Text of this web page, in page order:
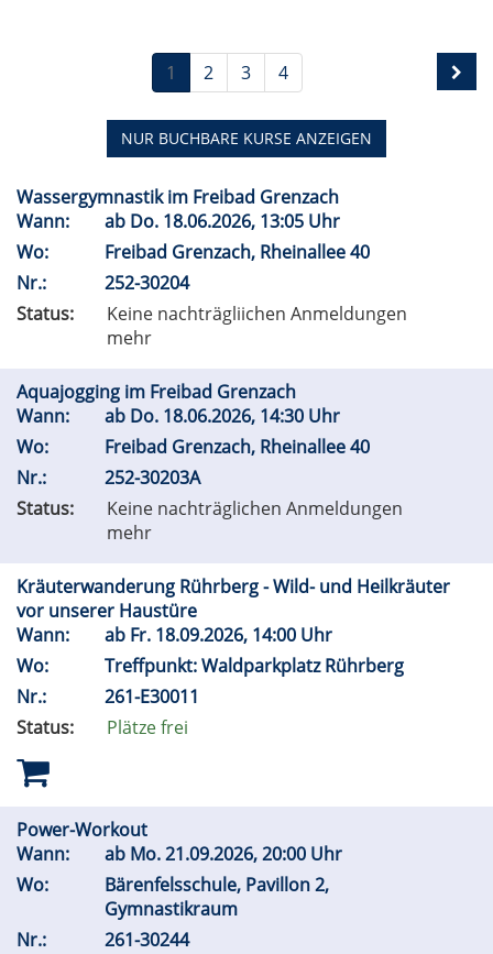
1 2 3 4
NUR BUCHBARE KURSE ANZEIGEN
Wassergymnastik im Freibad Grenzach
Wann:
ab Do. 18.06.2026, 13:05 Uhr
Wo:
Freibad Grenzach, Rheinallee 40
Nr.:
252-30204
Status:
Keine nachträgliichen Anmeldungen
mehr
Aquajogging im Freibad Grenzach
Wann:
ab Do. 18.06.2026, 14:30 Uhr
Wo:
Freibad Grenzach, Rheinallee 40
Nr.:
252-30203A
Status:
Keine nachträglichen Anmeldungen
mehr
Kräuterwanderung Rührberg - Wild- und Heilkräuter
vor unserer Haustüre
Wann:
ab Fr. 18.09.2026, 14:00 Uhr
Wo:
Treffpunkt: Waldparkplatz Rührberg
Nr.:
261-E30011
Status:
Plätze frei
Power-Workout
Wann:
ab Mo.21.09.2026, 20:00 Uhr
Wo:
Bärenfelsschule, Pavillon 2,
Gymnastikraum
Nr.:
261-30244